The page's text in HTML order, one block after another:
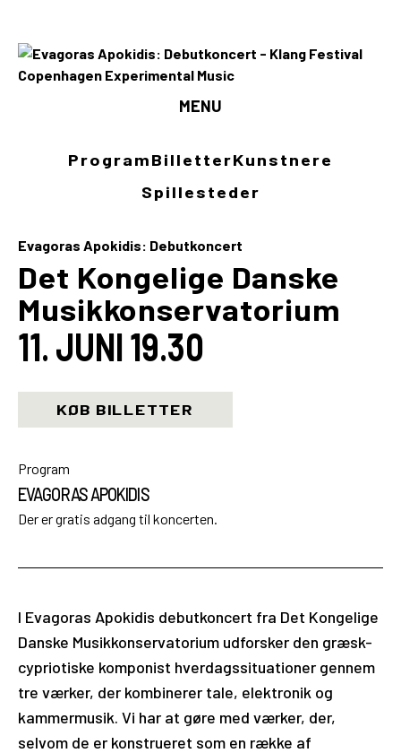
MENU
Program
Billetter
Kunstnere
Spillesteder
INFO
Media
Open Calls
EN
Program BilletterKunstnere
Spillesteder
Evagoras Apokidis: Debutkoncert
Det Kongelige Danske
Musikkonservatorium
11. JUNI 19.30
KØB BILLETTER
Program
EVAGORAS APOKIDIS
Der er gratis adgang til koncerten.
I Evagoras Apokidis debutkoncert fra Det Kongelige
Danske Musikkonservatorium udforsker den græsk-
cypriotiske komponist hverdagssituationer gennem
tre værker, der kombinerer tale, elektronik og
kammermusik. Vi har at gøre med værker, der,
selvom de er konstrueret som en række af